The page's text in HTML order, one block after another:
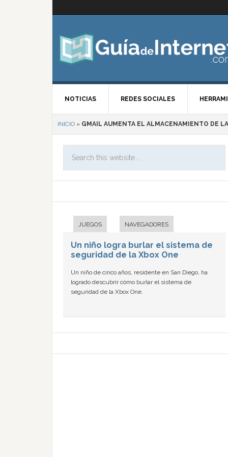
NOTICIAS REDES SOCIALES
INICIO » GMAIL AUMENTA EL ALMACENAMIENTO DE
JUEGOS NAVEGADORES
Un niño logra burlar el sistema de
seguridad de la Xbox One
Un niño de cinco años, residente en San Diego, ha
logrado descubrir cómo burlar el sistema de
seguridad de la Xbox One.